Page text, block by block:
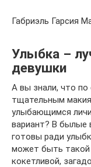
Габриэль Гарсия
Улыбка –
девушки
А вы знали, что
тщательным
улыбающимся
вариант? В былые
готовы ради
может быть такой
кокетливой,